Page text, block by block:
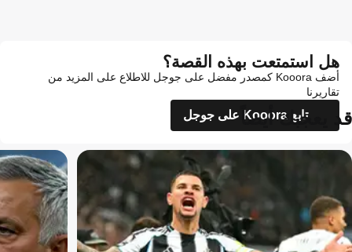
هل استمتعت بهذه القصة؟
أضف Kooora كمصدر مفضل على جوجل للاطلاع على المزيد من
تقاريرنا
تابع Kooora على جوجل
قد يعجبك أيضاً